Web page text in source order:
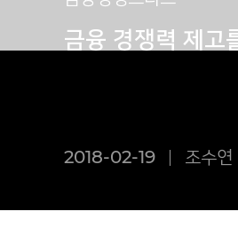
금융 경쟁력 제고
2018-02-19 조수연